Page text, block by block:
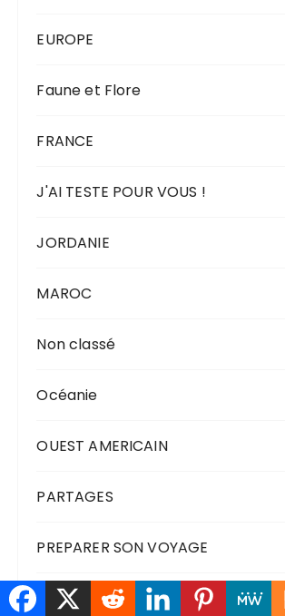
EUROPE
Faune et Flore
FRANCE
J'AI TESTE POUR VOUS !
JORDANIE
MAROC
Non classé
Océanie
OUEST AMERICAIN
PARTAGES
PREPARER SON VOYAGE
THAILANDE et ASIE